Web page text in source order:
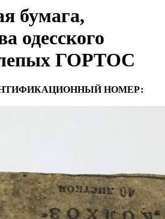
бумага,
одесского
ГОРТОС
НОМЕР: